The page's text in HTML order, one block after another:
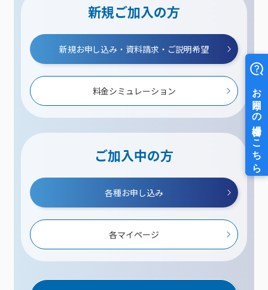
新規ご加入の方
新規お申し込み・資料請求・ご説明希望
料金シミュレーション
ご加入中の方
各種お申し込み
各マイページ